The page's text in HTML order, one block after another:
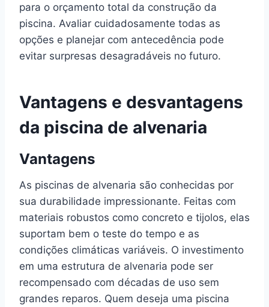
para o orçamento total da construção da
piscina. Avaliar cuidadosamente todas as
opções e planejar com antecedência pode
evitar surpresas desagradáveis no futuro.
Vantagens e desvantagens
da piscina de alvenaria
Vantagens
As piscinas de alvenaria são conhecidas por
sua durabilidade impressionante. Feitas com
materiais robustos como concreto e tijolos, elas
suportam bem o teste do tempo e as
condições climáticas variáveis. O investimento
em uma estrutura de alvenaria pode ser
recompensado com décadas de uso sem
grandes reparos. Quem deseja uma piscina